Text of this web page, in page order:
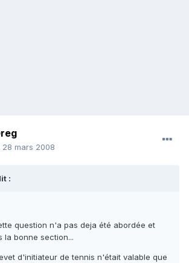
28 mars 2008
:
question n'a pas deja été abordée et
la bonne section...
d'initiateur de tennis n'était valable que